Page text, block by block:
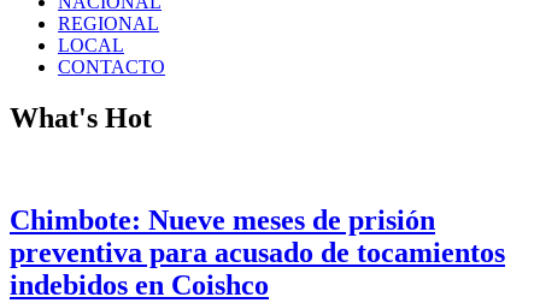
REGIONAL
LOCAL
CONTACTO
What's Hot
Chimbote: Nueve meses de prisión
preventiva para acusado de tocamientos
indebidos en Coishco